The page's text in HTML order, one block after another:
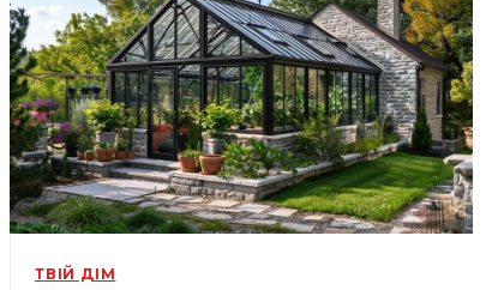
ТВІЙ ДІМ